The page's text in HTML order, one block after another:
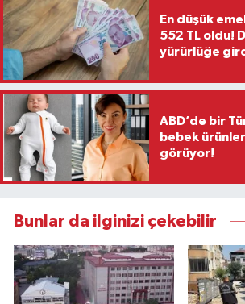
En düşük
552 TL oldu!
yürürlüğe
ABD’de bir
bebek
görüyor!
Bunlar da ilginizi çekebilir